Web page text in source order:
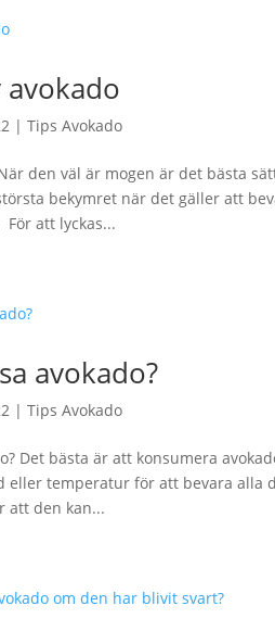
avokado
|Tips Avokado
den väl är mogen är det bästa
bekymret när det gäller att
att lyckas...
avokado?
|Tips Avokado
Det bästa är att konsumera
temperatur för att bevara alla
att den kan...